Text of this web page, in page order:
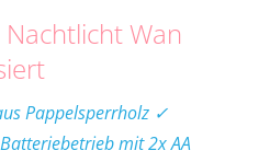
Wan
Pappelsperrholz ✓
mit 2x AA